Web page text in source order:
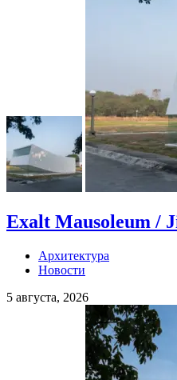
Exalt Mausoleum /
Архитектура
Новости
5 августа, 2026